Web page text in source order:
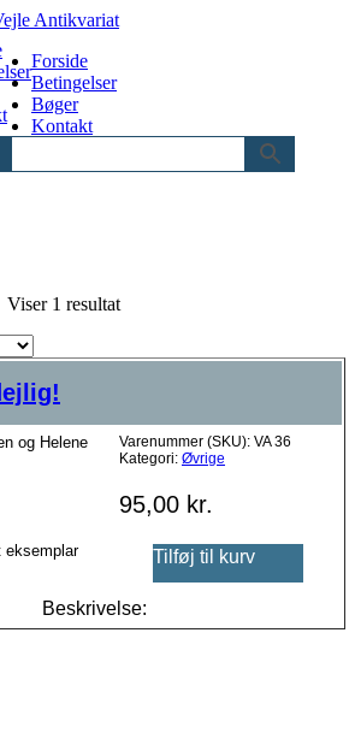
Forside
Betingelser
Bøger
Kontakt
Viser 1 resultat
og Helene
Varenummer (SKU): VA 36
Kategori: Øvrige
95,00 kr.
Tilføj til kurv
Beskrivelse: